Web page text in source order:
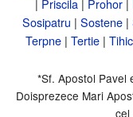
| Priscila| Prohor|
Sosipatru | Sostene|
Terpne| Tertie| Tihic
*Sf. Apostol Pavel
Doisprezece Mari
cel